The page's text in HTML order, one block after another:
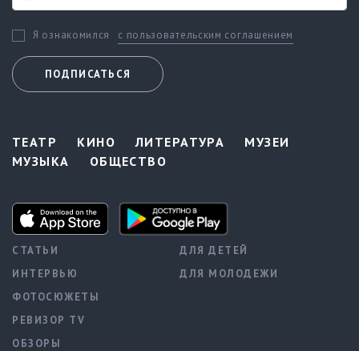
Я ознакомился с пользовательским соглашением
ПОДПИСАТЬСЯ
ТЕАТР КИНО ЛИТЕРАТУРА
МУЗЕИ
МУЗЫКА
ОБЩЕСТВО
СТАТЬИ
ИНТЕРВЬЮ
ФОТОСЮЖЕТЫ
РЕВИЗОР TV
ОБЗОРЫ
ДЛЯ ДЕТЕЙ
ДЛЯ МОЛОДЕЖИ